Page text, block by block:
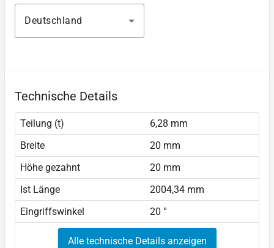
Deutschland
Technische Details
Teilung (t)
6,28 mm
Breite
20 mm
Höhe gezahnt
20 mm
Ist Länge
2004,34 mm
Eingriffswinkel
20 °
Alle technische Details anzeigen